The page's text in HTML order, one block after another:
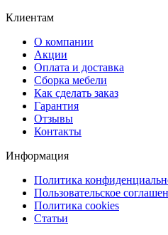
Клиентам
О компании
Акции
Оплата и доставка
Сборка мебели
Как сделать заказ
Гарантия
Отзывы
Контакты
Информация
Политика
Пользовательское
Политика cookies
Статьи